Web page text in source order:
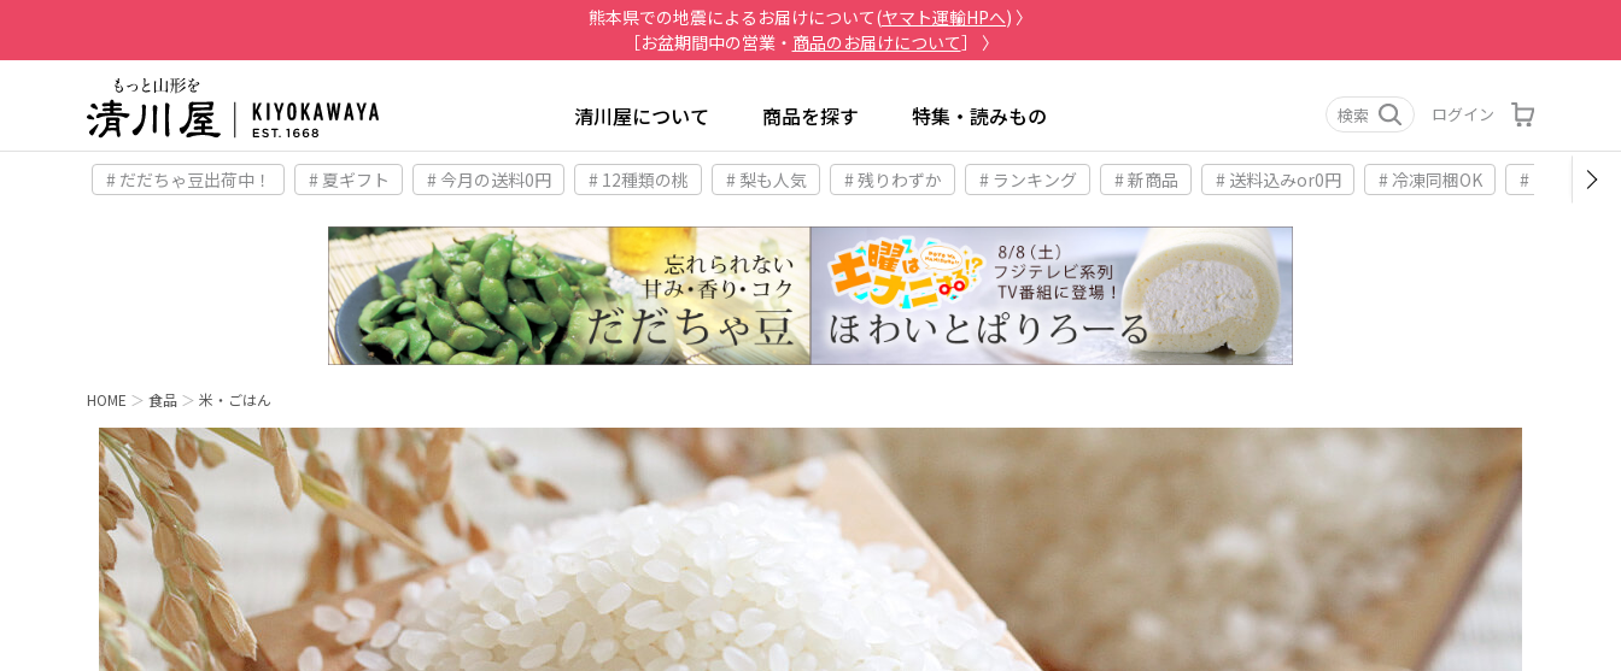
熊本県での地震によるお届けについて(ヤマト運輸HPへ) 〉
［お盆期間中の営業・ 商品のお届けについて］ 〉
清川屋について 商品を探す 特集・読みもの 検索 ログイン
# だだちゃ豆出荷中！ # 夏ギフト # 今月の送料0円 # 12種類の桃 # 梨も人気 # 残りわずか # ランキング # 新商品 # 送料込みor0円 # 冷凍同梱OK # お土産
HOME 食品 米・ごはん